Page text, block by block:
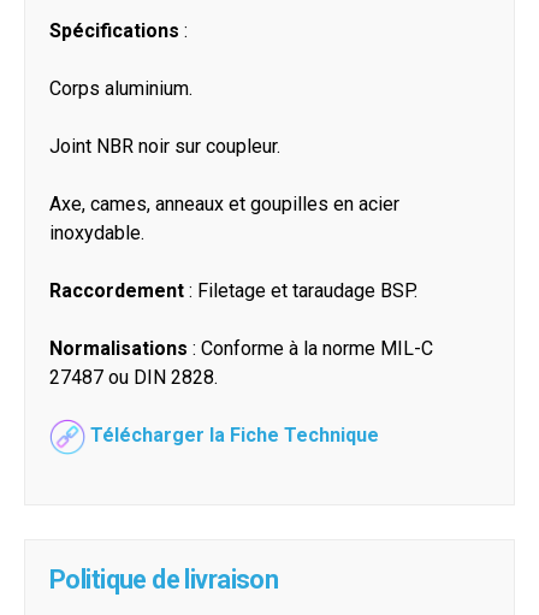
Spécifications :
Corps aluminium.
Joint NBR noir sur coupleur.
Axe, cames, anneaux et goupilles en acier
inoxydable.
Raccordement : Filetage et taraudage BSP.
Normalisations : Conforme à la norme MIL-C
27487 ou DIN 2828.
Télécharger la Fiche Technique
Politique de livraison